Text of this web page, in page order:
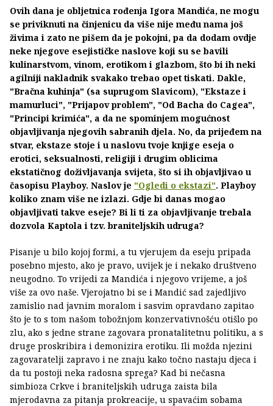
Ovih dana je obljetnica rođenja Igora Mandića, ne mogu
se priviknuti na činjenicu da više nije među nama još
živima i zato ne pišem da je pokojni, pa da dodam ovdje
neke njegove esejističke naslove koji su se bavili
kulinarstvom, vinom, erotikom i glazbom, što bi ih neki
agilniji nakladnik svakako trebao opet tiskati. Dakle,
"Bračna kuhinja" (sa suprugom Slavicom), "Ekstaze i
mamurluci", "Prijapov problem", "Od Bacha do Cagea",
"Principi krimića", a da ne spominjem mogućnost
objavljivanja njegovih sabranih djela. No, da prijeđem na
stvar, ekstaze stoje i u naslovu tvoje knjige eseja o
erotici, seksualnosti, religiji i drugim oblicima
ekstatičnog doživljavanja svijeta, što si ih objavljivao u
časopisu Playboy. Naslov je "Ogledi o ekstazi". Playboy
koliko znam više ne izlazi. Gdje bi danas mogao
objavljivati takve eseje? Bi li ti za objavljivanje trebala
dozvola Kaptola i tzv. braniteljskih udruga?
Pisanje u bilo kojoj formi, a tu vjerujem da eseju pripada
posebno mjesto, ako je pravo, uvijek je i nekako društveno
neugodno. To vrijedi za Mandića i njegovo vrijeme, a još
više za ovo naše. Vjerojatno bi se i Mandić sad zajedljivo
zamislio nad javnim moralom i sasvim opravdano zapitao
što je to s tom našom tobožnjom konzervativnošću otišlo po
zlu, ako s jedne strane zagovara pronatalitetnu politiku, a s
druge proskribira i demonizira erotiku. Ili možda njezini
zagovaratelji zapravo i ne znaju kako točno nastaju djeca i
da tu postoji neka radosna sprega? Kad bi nečasna
simbioza Crkve i braniteljskih udruga zaista bila
mjerodavna za pitanja prokreacije, u spavaćim sobama